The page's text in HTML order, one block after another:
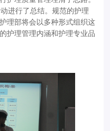
进行了总结。规范的护理
理部将会以多种形式组织这
护理管理内涵和护理专业品